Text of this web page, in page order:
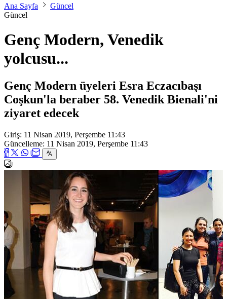
Ana Sayfa
Güncel
Güncel
Genç Modern, Venedik
yolcusu...
Genç Modern üyeleri Esra Eczacıbaşı
Coşkun'la beraber 58. Venedik Bienali'ni
ziyaret edecek
Giriş: 11 Nisan 2019, Perşembe 11:43
Güncelleme: 11 Nisan 2019, Perşembe 11:43